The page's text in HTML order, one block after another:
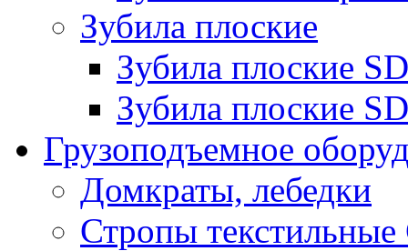
Зубила плоские
Зубила плоские
Зубила плоские
Грузоподъемное
Домкраты, лебедки
Стропы